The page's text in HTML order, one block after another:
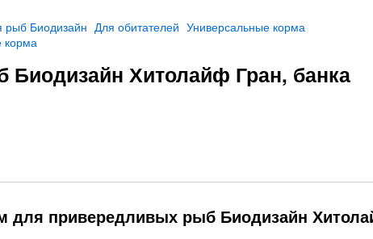
рыб Биодизайн Для обитателей Универсальные корма
корма
Хитолайф Гран, банка
для привередливых рыб Биодизайн